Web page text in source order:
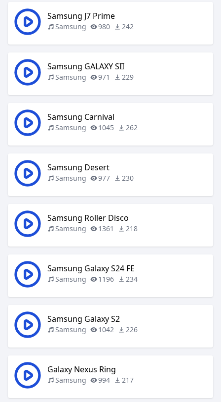
Samsung J7 Prime
Samsung 980 242
Samsung GALAXY SII
Samsung 971 229
Samsung Carnival
Samsung 1045 262
Samsung Desert
Samsung 977 230
Samsung Roller Disco
Samsung 1361 218
Samsung Galaxy S24 FE
Samsung 1196 234
Samsung Galaxy S2
Samsung 1042 226
Galaxy Nexus Ring
Samsung 994 217